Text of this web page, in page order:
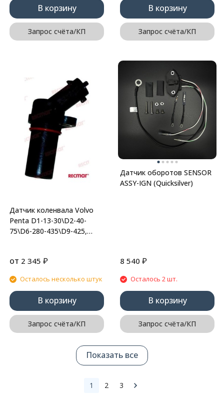
В корзину
Запрос счёта/КП
В корзину
Запрос счёта/КП
Датчик коленвала Volvo
Penta D1-13-30\D2-40-
75\D6-280-435\D9-425,
от 2 345 ₽
Осталось несколько штук
В корзину
Запрос счёта/КП
Датчик оборотов SENSOR
ASSY-IGN (Quicksilver)
8 540 ₽
Осталось 2 шт.
В корзину
Запрос счёта/КП
Показать все
1 2 3